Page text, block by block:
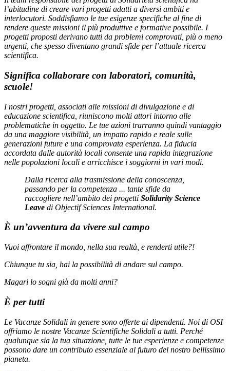
l’abitudine di creare vari progetti adatti a diversi ambiti e
interlocutori. Soddisfiamo le tue esigenze specifiche al fine di
rendere queste missioni il più produttive e formative possibile. I
progetti proposti derivano tutti da problemi comprovati, più o meno
urgenti, che spesso diventano grandi sfide per l’attuale ricerca
scientifica.
Significa collaborare con laboratori, comunità,
scuole!
I nostri progetti, associati alle missioni di divulgazione e di
educazione scientifica, riuniscono molti attori intorno alle
problematiche in oggetto. Le tue azioni trarranno quindi vantaggio
da una maggiore visibilità, un impatto rapido e reale sulle
generazioni future e una comprovata esperienza. La fiducia
accordata dalle autorità locali consente una rapida integrazione
nelle popolazioni locali e arricchisce i soggiorni in vari modi.
Dalla ricerca alla trasmissione della conoscenza,
passando per la competenza ... tante sfide da
raccogliere nell’ambito dei progetti Solidarity Science
Leave di Objectif Sciences International.
È un’avventura da vivere sul campo
Vuoi affrontare il mondo, nella sua realtà, e renderti utile?!
Chiunque tu sia, hai la possibilità di andare sul campo.
Magari lo sogni già da molti anni?
È per tutti
Le Vacanze Solidali in genere sono offerte ai dipendenti. Noi di OSI
offriamo le nostre Vacanze Scientifiche Solidali a tutti. Perché
qualunque sia la tua situazione, tutte le tue esperienze e competenze
possono dare un contributo essenziale al futuro del nostro bellissimo
pianeta.